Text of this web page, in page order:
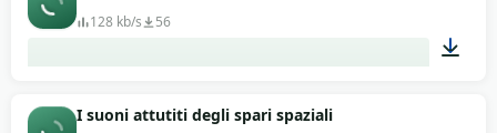
128 kb/s 56
I suoni attutiti degli spari spaziali